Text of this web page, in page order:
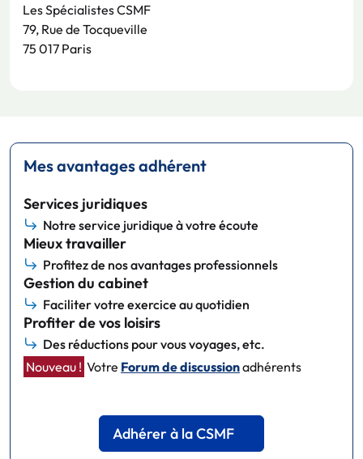
Les Spécialistes CSMF
79, Rue de Tocqueville
75 017 Paris
Mes avantages adhérent
Services juridiques
Notre service juridique à votre écoute
Mieux travailler
Profitez de nos avantages professionnels
Gestion du cabinet
Faciliter votre exercice au quotidien
Profiter de vos loisirs
Des réductions pour vous voyages, etc.
Nouveau ! Votre Forum de discussionadhérents
Adhérer à la CSMF